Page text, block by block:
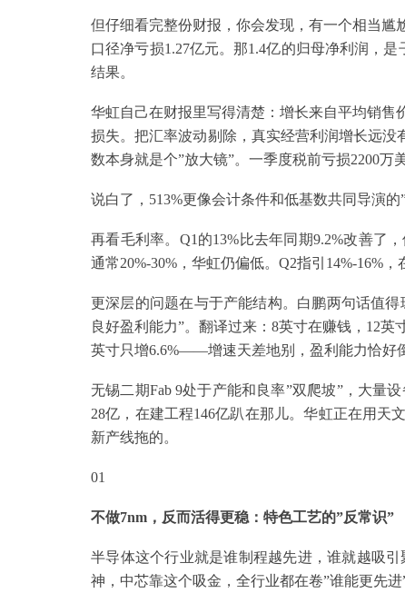
但仔细看完整份财报，你会发现，有一个相当
口径净亏损1.27亿元。那1.4亿的归母净利润，
结果。
华虹自己在财报里写得清楚：增长来自平均销
损失。把汇率波动剔除，真实经营利润增长远没
数本身就是个”放大镜”。一季度税前亏损2200万
说白了，513%更像会计条件和低基数共同导演的”
再看毛利率。Q1的13%比去年同期9.2%改善了
通常20%-30%，华虹仍偏低。Q2指引14%-16%，
更深层的问题在与于产能结构。白鹏两句话值
良好盈利能力”。翻译过来：8英寸在赚钱，12
英寸只增6.6%——增速天差地别，盈利能力恰好
无锡二期Fab 9处于产能和良率”双爬坡”，大量
28亿，在建工程146亿趴在那儿。华虹正在用天
新产线拖的。
01
不做7nm，反而活得更稳：特色工艺的”反常识”
半导体这个行业就是谁制程越先进，谁就越吸
神，中芯靠这个吸金，全行业都在卷”谁能更先进”